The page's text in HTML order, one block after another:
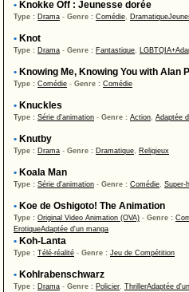
• Knokke Off : Jeunesse dorée
Type : Drama - Genre : Comédie, Dramatique
• Knot
Type : Drama - Genre : Fantastique, LGBTQIA+
• Knowing Me, Knowing You with Alan
Type : Comédie - Genre : Comédie
• Knuckles
Type : Série d'animation - Genre : Action, Adaptée
• Knutby
Type : Drama - Genre : Dramatique, Religieux
• Koala Man
Type : Série d'animation - Genre : Comédie, Super-
• Koe de Oshigoto! The Animation
Type : Original Video Animation (OVA) - Genre :
ErotiqueAdaptée d'un manga
• Koh-Lanta
Type : Télé-réalité - Genre : Jeu de Compétition
• Kohlrabenschwarz
Type : Drama - Genre : Policier, ThrillerAdaptée